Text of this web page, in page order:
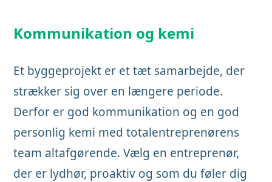
Kommunikation og kemi
Et byggeprojekt er et tæt samarbejde, der
strækker sig over en længere periode.
Derfor er god kommunikation og en god
personlig kemi med totalentreprenørens
team altafgørende. Vælg en entreprenør,
der er lydhør, proaktiv og som du føler dig